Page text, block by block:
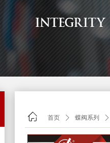
首页 ꄲ 蝶阀系列 ꄲ
ꀇ